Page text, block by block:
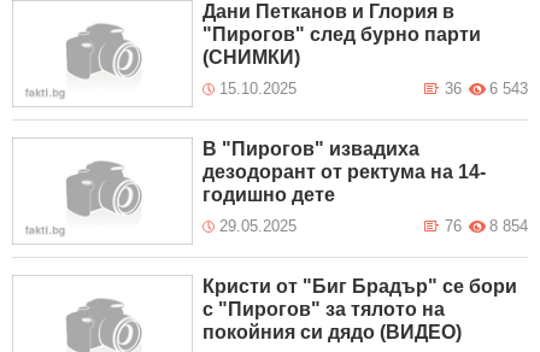
Дани Петканов и Глория в
"Пирогов" след бурно парти
(СНИМКИ)
15.10.2025 6 543
36
В "Пирогов" извадиха
дезодорант от ректума на 14-
годишно дете
29.05.2025 8 854
76
Кристи от "Биг Брадър" се бори
с "Пирогов" за тялото на
покойния си дядо (ВИДЕО)